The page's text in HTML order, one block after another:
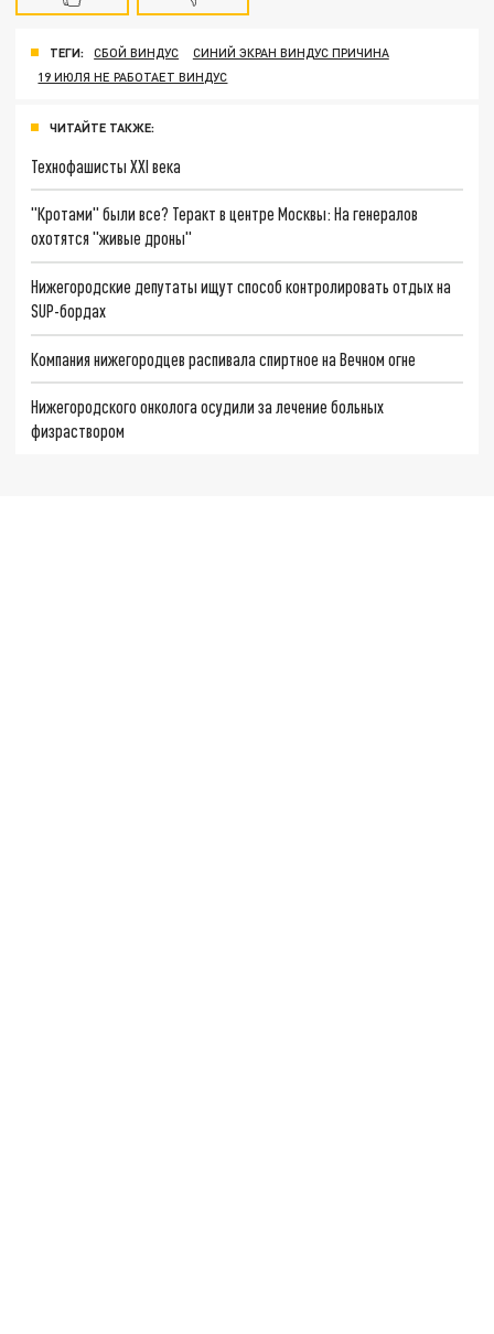
ТЕГИ: СБОЙ ВИНДУС
СИНИЙ ЭКРАН ВИНДУС ПРИЧИНА
19 ИЮЛЯ НЕ РАБОТАЕТ ВИНДУС
ЧИТАЙТЕ ТАКЖЕ:
Технофашисты XXI века
"Кротами" были все? Теракт в центре Москвы: На генералов
охотятся "живые дроны"
Нижегородские депутаты ищут способ контролировать отдых на
SUP-бордах
Компания нижегородцев распивала спиртное на Вечном огне
Нижегородского онколога осудили за лечение больных
физраствором